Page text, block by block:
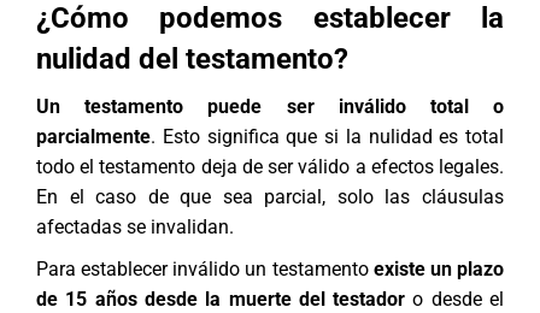
¿Cómo podemos establecer la
nulidad del testamento?
Un testamento puede ser inválido total o
parcialmente. Esto significa que si la nulidad es total
todo el testamento deja de ser válido a efectos legales.
En el caso de que sea parcial, solo las cláusulas
afectadas se invalidan.
Para establecer inválido un testamento existe un plazo
de 15 años desde la muerte del testadoro desde el